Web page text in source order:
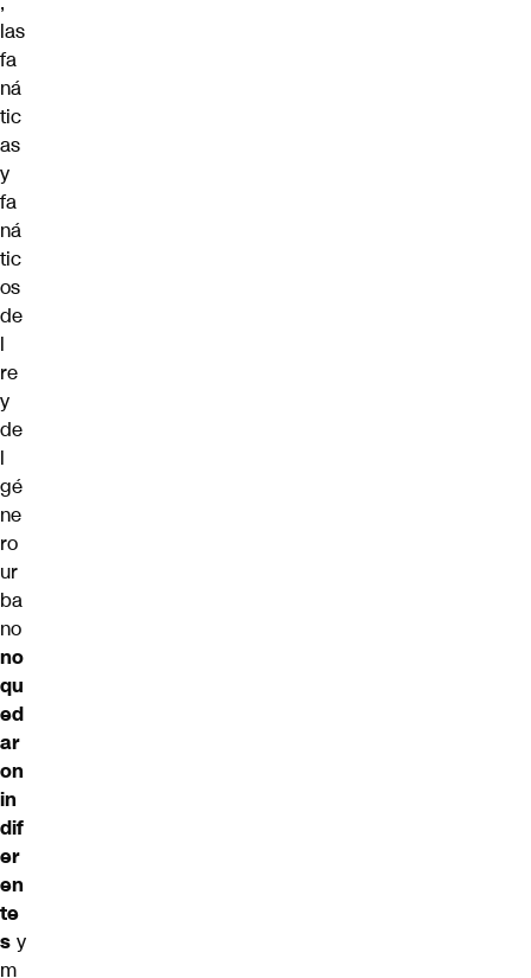
las
fa
ná
tic
as
y
fa
ná
tic
os
de
l
re
y
de
l
gé
ne
ro
ur
ba
no
no
qu
ed
ar
on
in
dif
er
en
te
s y
m